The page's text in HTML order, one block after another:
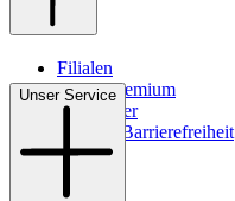
Filialen
WMS-Premium
Newsletter
Digitale Barrierefreiheit
Unser Service